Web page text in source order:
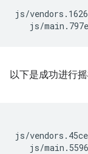
js/
js/
以下是成功进行
js/
js/